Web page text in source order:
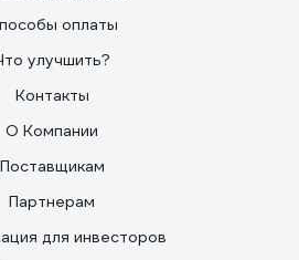
оплаты
улучшить?
Контакты
О Компании
Поставщикам
Партнерам
для инвесторов